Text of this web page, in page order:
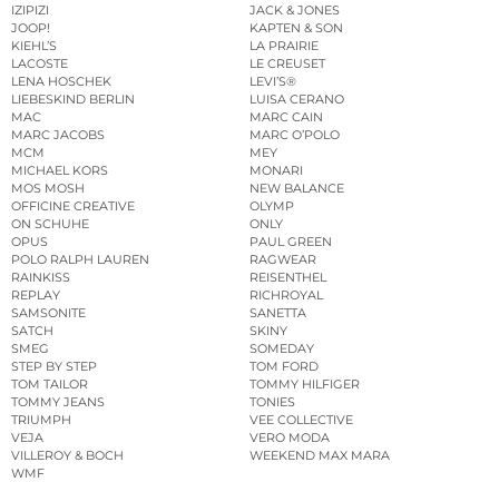
IZIPIZI
JACK & JONES
JOOP!
KAPTEN & SON
KIEHL’S
LA PRAIRIE
LACOSTE
LE CREUSET
LENA HOSCHEK
LEVI’S®
LIEBESKIND BERLIN
LUISA CERANO
MAC
MARC CAIN
MARC JACOBS
MARC O’POLO
MCM
MEY
MICHAEL KORS
MONARI
MOS MOSH
NEW BALANCE
OFFICINE CREATIVE
OLYMP
ON SCHUHE
ONLY
OPUS
PAUL GREEN
POLO RALPH LAUREN
RAGWEAR
RAINKISS
REISENTHEL
REPLAY
RICHROYAL
SAMSONITE
SANETTA
SATCH
SKINY
SMEG
SOMEDAY
STEP BY STEP
TOM FORD
TOM TAILOR
TOMMY HILFIGER
TOMMY JEANS
TONIES
TRIUMPH
VEE COLLECTIVE
VEJA
VERO MODA
VILLEROY & BOCH
WEEKEND MAX MARA
WMF